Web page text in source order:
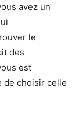
avez un
le
des
est
de choisir celle